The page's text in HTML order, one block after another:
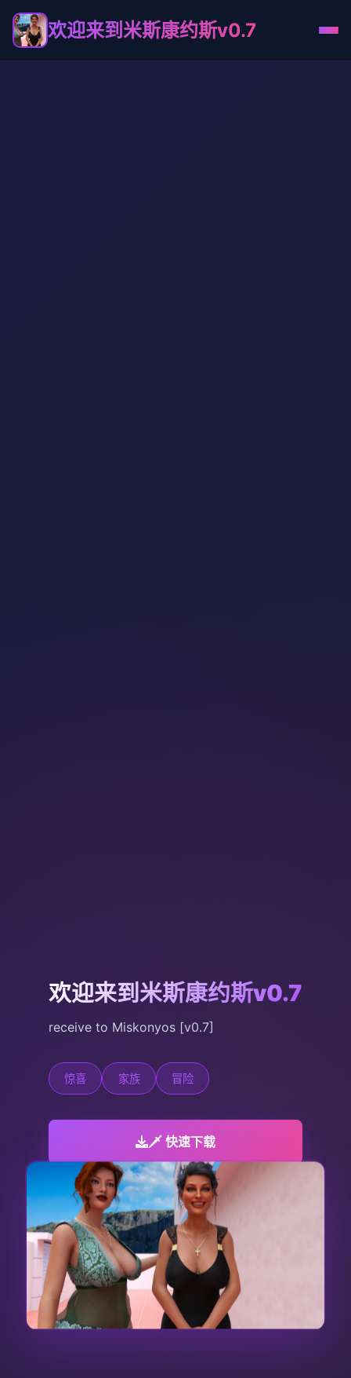
欢迎来到米斯康约斯v0.7
欢迎来到米斯康约斯v0.7
receive to Miskonyos [v0.7]
惊喜 家族 冒险
🗡️ 快速下载